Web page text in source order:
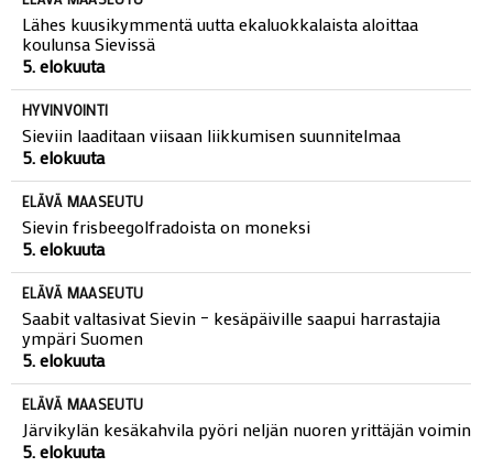
Lähes kuusikymmentä uutta ekaluokkalaista aloittaa
koulunsa Sievissä
5. elokuuta
HYVINVOINTI
Sieviin laaditaan viisaan liikkumisen suunnitelmaa
5. elokuuta
ELÄVÄ MAASEUTU
Sievin frisbeegolfradoista on moneksi
5. elokuuta
ELÄVÄ MAASEUTU
Saabit valtasivat Sievin – kesäpäiville saapui harrastajia
ympäri Suomen
5. elokuuta
ELÄVÄ MAASEUTU
Järvikylän kesäkahvila pyöri neljän nuoren yrittäjän voimin
5. elokuuta